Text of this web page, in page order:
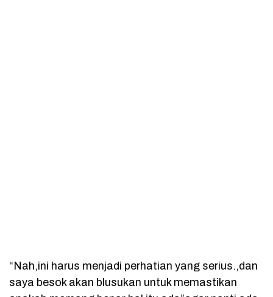
“Nah,ini harus menjadi perhatian yang serius.,dan
saya besok akan blusukan untuk memastikan